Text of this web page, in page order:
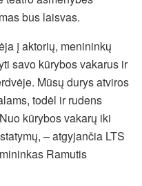
bus laisvas.
į aktorių, menininkų
savo kūrybos vakarus ir
Mūsų durys atviros
todėl ir rudens
Nuo kūrybos vakarų iki
– atgyjančia LTS
Ramutis